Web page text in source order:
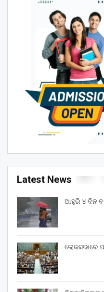
Latest News
ଆହୁରି ୪ ଦିନ
ଲୋକସଭାରେ